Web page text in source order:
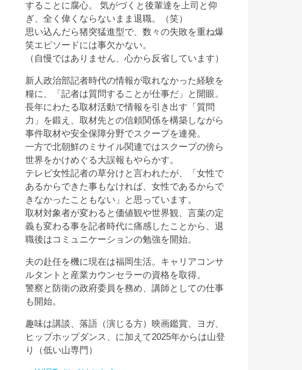
することに腐心。 気がづくと後輩達を上司と仰
ぎ、全く偉くならないまま退職。（笑）
思い込んだら猪突猛進型で、数々の失敗を重ね爆
笑エピソードには事欠かない。
（自慢ではありません、心から反省しています）
新人政治部記者時代の情報が取れなかった経験を
糧に、「記者は質問することが仕事だ」と開眼。
長年にわたる取材活動で情報を引き出す「質問
力」を鍛え、取材先との信頼関係を構築しながら
事件取材や安全保障分野でスクープを連発。
一方で北朝鮮のミサイル関連ではスクープの傍ら
世界をかけめぐる大誤報もやらかす。
テレビ女性記者の草分けと言われたが、「女性で
あるからできた事もなければ、女性であるからで
きなかったこともない」と思っています。
取材対象者が変わると価値観や世界観、言葉の定
義も変わる事を記者時代に痛感したことから、退
職後はコミュニケーションの勉強を開始。
夫の赴任を機に現在は福岡生活。キャリアコンサ
ルタントと産業カウンセラーの資格を取得。
警察と防衛の政府委員を務め、講師としての仕事
も開始。
趣味は講談、落語（演じる方）映画鑑賞、ヨガ、
ヒップホップダンス、に加えて2025年からは山登
り（低い山専門）